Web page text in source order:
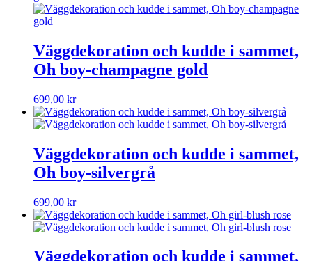
Väggdekoration och kudde i sammet,
Oh boy-champagne gold
699,00 kr
Väggdekoration och kudde i sammet,
Oh boy-silvergrå
699,00 kr
Väggdekoration och kudde i sammet,